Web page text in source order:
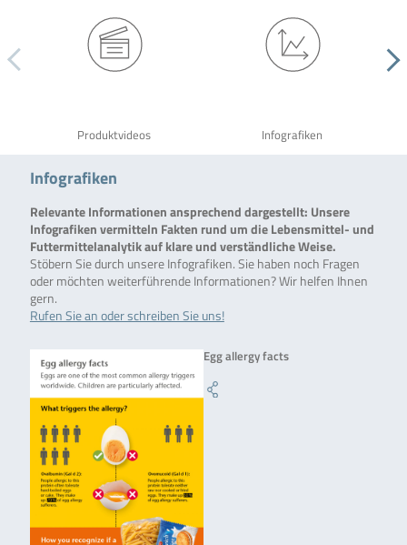
Produktvideos Infografiken
Infografiken
Relevante Informationen ansprechend dargestellt: Unsere
Infografiken vermitteln Fakten rund um die Lebensmittel- und
Futtermittelanalytik auf klare und verständliche Weise.
Stöbern Sie durch unsere Infografiken. Sie haben noch Fragen
oder möchten weiterführende Informationen? Wir helfen Ihnen
gern.
Rufen Sie an oder schreiben Sie uns!
Egg allergy facts